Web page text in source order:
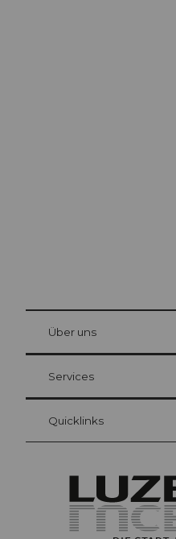
Gästekarte Luzern
Ihre Vorteile als Übernachtungsgast
at Bre
Über uns
Services
Quicklinks